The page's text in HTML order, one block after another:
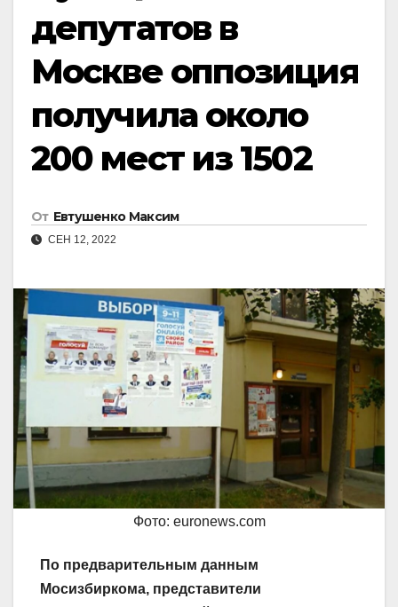
депутатов в
Москве оппозиция
получила около
200 мест из 1502
От Евтушенко Максим
СЕН 12, 2022
Фото: euronews.com
По предварительным данным
Мосизбиркома, представители